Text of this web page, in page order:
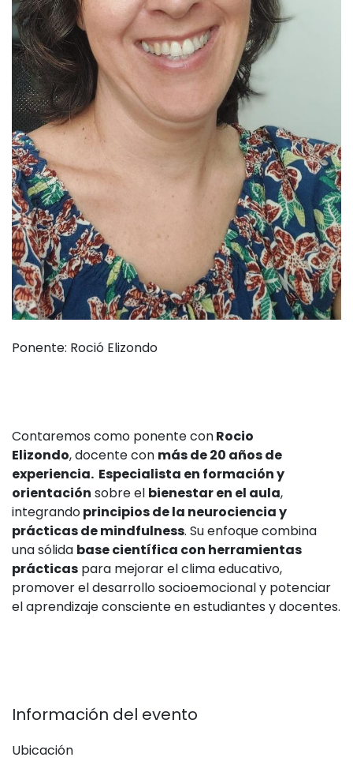
Ponente: Roció Elizondo
Contaremos como ponente conRocio
Elizondo, docente con más de 20 años de
experiencia. Especialista en formación y
orientación sobre el bienestar en el aula,
integrandoprincipios de la neurociencia y
prácticas de mindfulness. Su enfoque combina
una sólida base científica con herramientas
prácticas para mejorar el clima educativo,
promover el desarrollo socioemocional y potenciar
el aprendizaje consciente en estudiantes y docentes.
Información del evento
Ubicación